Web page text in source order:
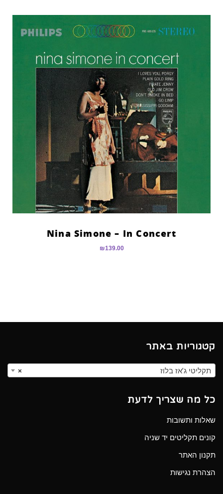
Nina Simone – In Concert
₪139.00
קטגוריות באתר
× תקליטי ג’אז בלוז
כל מה שצריך לדעת
שאלות ותשובות
קונים תקליטים יד שניה
תקנון האתר
הצהרת נגישות